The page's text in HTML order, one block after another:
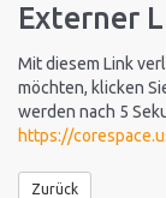
Externer
Mit diesem Link
möchten, klicken
werden nach 5
https://
Zurück